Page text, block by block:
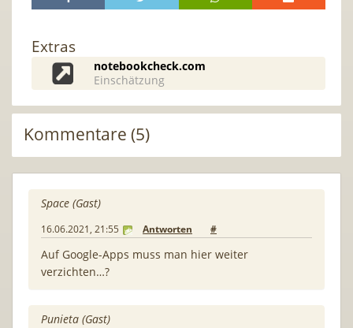
Extras
notebookcheck.com
Einschätzung
Kommentare (5)
Space (Gast)
16.06.2021, 21:55 Antworten #
Auf Google-Apps muss man hier weiter
verzichten…?
Punieta (Gast)